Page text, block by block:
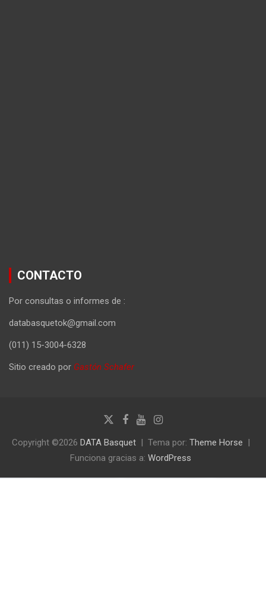
CONTACTO
Por consultas o informes de :
databasquetok@gmail.com
(011) 15-3004-6328
Sitio creado por Gastón Schafer
Copyright ©2026 DATA Basquet Tema por: Theme Horse
Funciona gracias a: WordPress